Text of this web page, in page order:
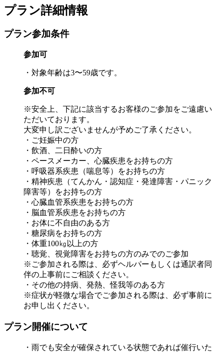
プラン詳細情報
プラン参加条件
参加可
・対象年齢は3〜59歳です。
参加不可
※安全上、下記に該当するお客様のご参加をご遠慮い
ただいております。
大変申し訳ございませんが予めご了承ください。
・ご妊娠中の方
・飲酒、二日酔いの方
・ペースメーカー、心臓疾患をお持ちの方
・呼吸器系疾患（喘息等）をお持ちの方
・精神疾患（てんかん・認知症・発達障害・パニック
障害等）をお持ちの方
・心臓血管系疾患をお持ちの方
・脳血管系疾患をお持ちの方
・お体に不自由のある方
・糖尿病をお持ちの方
・体重100㎏以上の方
・聴覚、視覚障害をお持ちの方のみでのご参加
※ご参加される際は、必ずヘルパーもしくは通訳者同
伴の上事前にご相談ください。
・その他の持病、発熱、怪我等のある方
※症状が軽微な場合でご参加される際は、必ず事前に
お申し出ください。
プラン開催について
・雨でも安全が確保されている状態であれば催行いた